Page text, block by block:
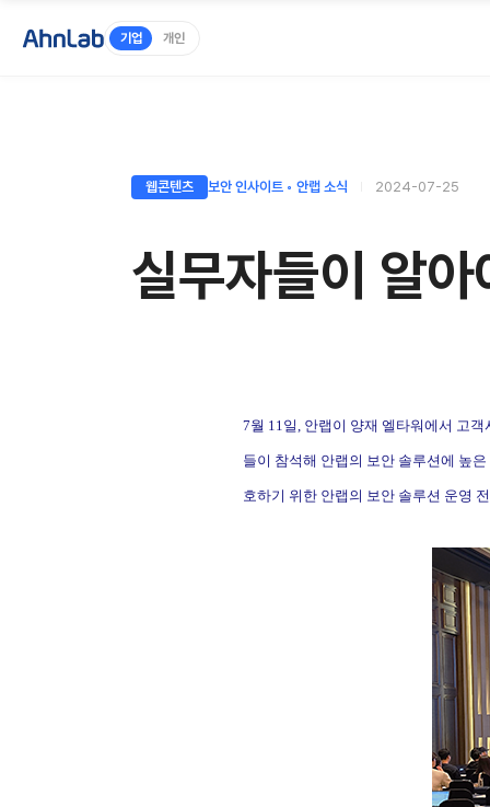
기업 개인
웹콘텐츠 보안 인사이트 ◦ 안랩 소식 2024-07-25
실무자들이 알
7월 11일, 안랩이 양재 엘타워에서 고
들이 참석해 안랩의 보안 솔루션에 높
호하기 위한 안랩의 보안 솔루션 운영